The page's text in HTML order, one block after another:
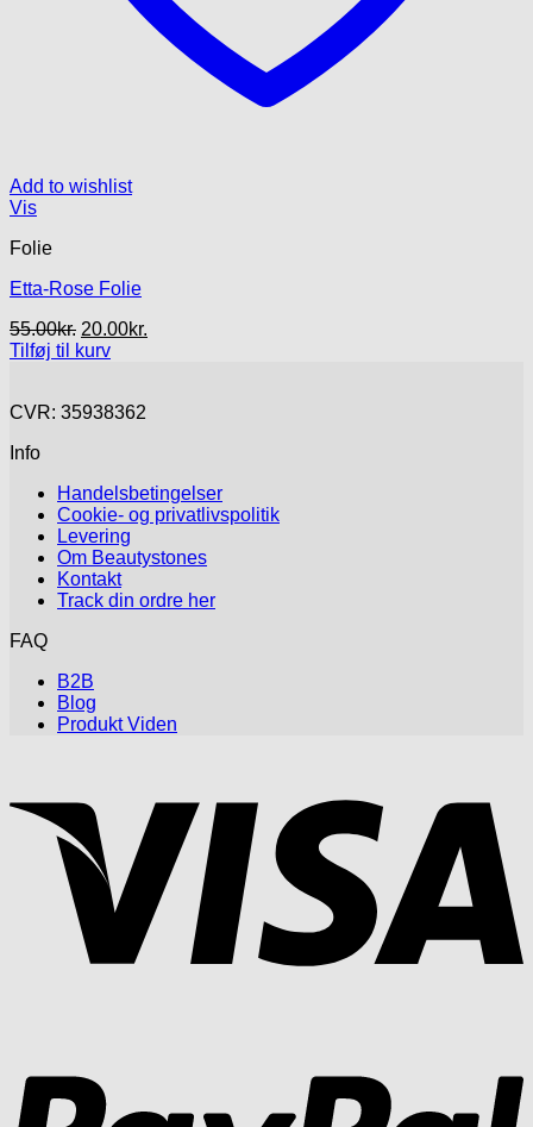
Add to wishlist
Vis
Folie
Etta-Rose Folie
55.00kr. Den
oprindelige
55.00kr..
20.00kr.
Tilføj til kurv
CVR: 35938362
Info
Handelsbetingelser
Cookie- og privatlivspolitik
Levering
Om Beautystones
Kontakt
Track din ordre her
FAQ
B2B
Blog
Produkt Viden